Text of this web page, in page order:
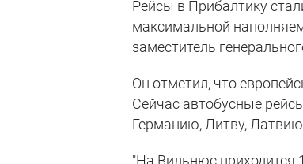
Рейсы в Прибалтику
максимальной
заместитель
Он отметил, что
Сейчас автобусные
Германию, Литву,
"На Вильнюс приходится